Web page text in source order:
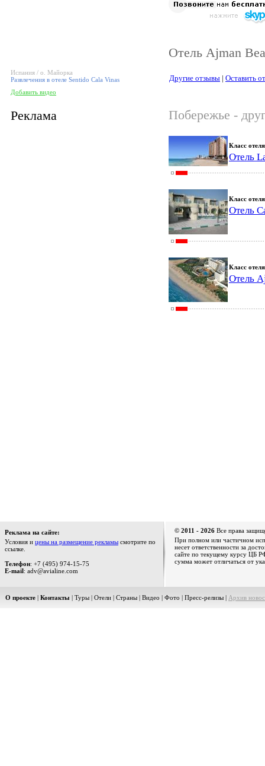
Испания / о. Майорка
Развлечения в отеле Sentido Cala Vinas
Добавить видео
Реклама
Отель Ajman
Другие отзывы | Оставить
Побережье -
Класс
Отель
Класс
Отель
Класс
Отель
Реклама на сайте:
Условия и цены на размещение рекламы смотрите по
ссылке.
Телефон: +7 (495) 974-15-75
E-mail: adv@avialine.com
© 2011 - 2026 Все права
При полном или частичном
несет ответственности за
сайте по текущему курсу ЦБ
сумма может отличаться от
О проекте | Контакты | Туры | Отели | Страны | Видео | Фото | Пресс-релизы | Архив